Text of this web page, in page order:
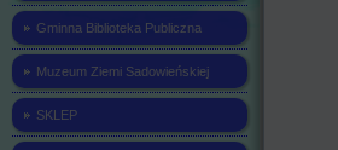
Gminna Biblioteka Publiczna
Muzeum Ziemi Sadowieńskiej
SKLEP